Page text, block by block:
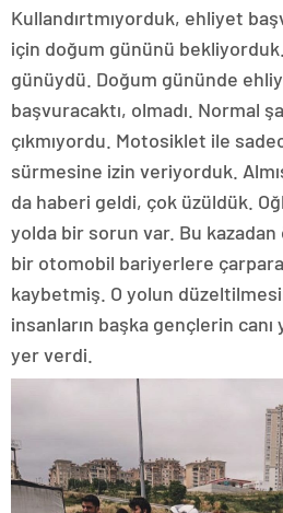
Kullandırtmıyorduk, ehliyet
için doğum gününü bekliyorduk.
günüydü. Doğum gününde
başvuracaktı, olmadı. Normal
çıkmıyordu. Motosiklet ile
sürmesine izin veriyorduk.
da haberi geldi, çok üzüldük.
yolda bir sorun var. Bu
bir otomobil bariyerlere
kaybetmiş. O yolun
insanların başka gençlerin canı
yer verdi.